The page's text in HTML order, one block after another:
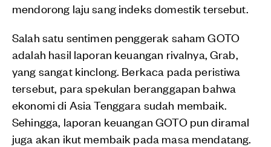
mendorong laju sang indeks domestik tersebut.
Salah satu sentimen penggerak saham GOTO
adalah hasil laporan keuangan rivalnya, Grab,
yang sangat kinclong. Berkaca pada peristiwa
tersebut, para spekulan beranggapan bahwa
ekonomi di Asia Tenggara sudah membaik.
Sehingga, laporan keuangan GOTO pun diramal
juga akan ikut membaik pada masa mendatang.